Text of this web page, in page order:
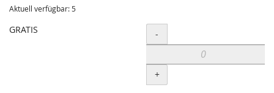
Aktuell verfügbar: 5
GRATIS Menge
-
+